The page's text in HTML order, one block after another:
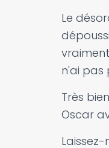
Le
n'ai pas
Très
Oscar